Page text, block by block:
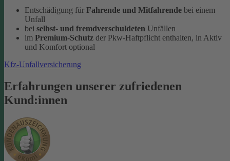
Entschädigung für Fahrende und Mitfahrende bei einem
Unfall
bei selbst- und fremdverschuldeten Unfällen
im Premium-Schutz der Pkw-Haftpflicht enthalten, in Aktiv
und Komfort optional
Kfz-Unfallversicherung
Erfahrungen unserer zufriedenen
Kund:innen